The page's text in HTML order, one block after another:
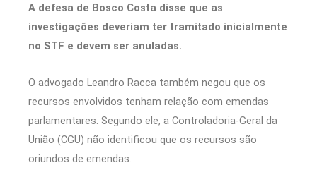
A defesa de Bosco Costa disse que as
investigações deveriam ter tramitado inicialmente
no STF e devem ser anuladas.
O advogado Leandro Racca também negou que os
recursos envolvidos tenham relação com emendas
parlamentares. Segundo ele, a Controladoria-Geral da
União (CGU) não identificou que os recursos são
oriundos de emendas.